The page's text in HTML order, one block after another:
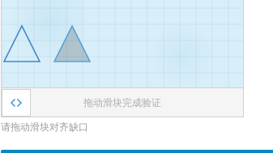
拖动滑块完成验证
请拖动滑块对齐缺口